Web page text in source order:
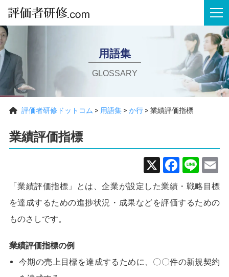
用語集
GLOSSARY
評価者研修ドットコム > 用語集> か行> 業績評価指標
業績評価指標
X Line
「業績評価指標」とは、企業が設定した業績・戦略目標
を達成するための進捗状況・成果などを評価するための
ものさしです。
業績評価指標の例
今期の売上目標を達成するために、〇〇件の新規契約